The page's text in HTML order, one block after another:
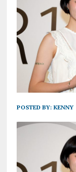
POSTED BY: KENNY